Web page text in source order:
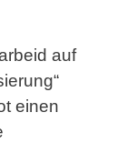
auf
einen